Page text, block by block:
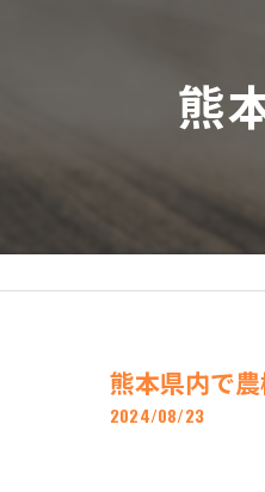
熊
熊本県内で
2024/08/23